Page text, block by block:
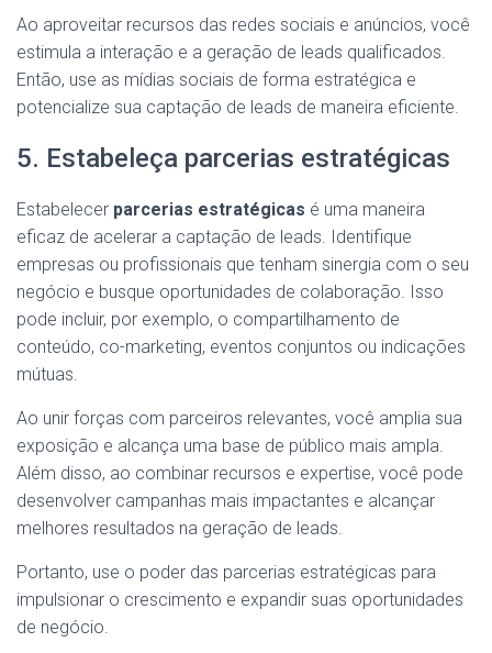
Ao aproveitar recursos das redes sociais e anúncios, você
estimula a interação e a geração de leads qualificados.
Então, use as mídias sociais de forma estratégica e
potencialize sua captação de leads de maneira eficiente.
5. Estabeleça parcerias estratégicas
Estabelecer parcerias estratégicas é uma maneira
eficaz de acelerar a captação de leads. Identifique
empresas ou profissionais que tenham sinergia com o seu
negócio e busque oportunidades de colaboração. Isso
pode incluir, por exemplo, o compartilhamento de
conteúdo, co-marketing, eventos conjuntos ou indicações
mútuas.
Ao unir forças com parceiros relevantes, você amplia sua
exposição e alcança uma base de público mais ampla.
Além disso, ao combinar recursos e expertise, você pode
desenvolver campanhas mais impactantes e alcançar
melhores resultados na geração de leads.
Portanto, use o poder das parcerias estratégicas para
impulsionar o crescimento e expandir suas oportunidades
de negócio.